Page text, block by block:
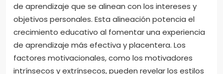
de aprendizaje que se alinean con los intereses y
objetivos personales. Esta alineación potencia el
crecimiento educativo al fomentar una experiencia
de aprendizaje más efectiva y placentera. Los
factores motivacionales, como los motivadores
intrínsecos y extrínsecos, pueden revelar los estilos